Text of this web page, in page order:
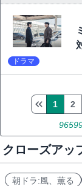
ドラマ
1 2
クローズアッ
朝ドラ:風、薫る